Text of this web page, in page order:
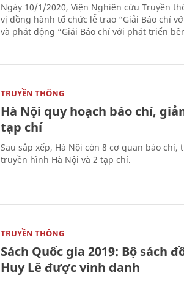
Ngày 10/1/2020, Viện Nghiên cứu Truyền
vị đồng hành tổ chức lễ trao “Giải Báo chí
và phát động “Giải Báo chí với phát triển
TRUYỀN THÔNG
Hà Nội quy hoạch báo chí,
tạp chí
Sau sắp xếp, Hà Nội còn 8 cơ quan báo chí,
truyền hình Hà Nội và 2 tạp chí.
TRUYỀN THÔNG
Sách Quốc gia 2019: Bộ sách
Huy Lê được vinh danh